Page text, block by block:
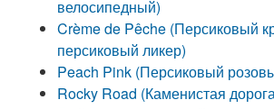
велосипедный)
Crème de Pêche (Персиковый
персиковый ликер)
Peach Pink (Персиковый
Rocky Road (Каменистая